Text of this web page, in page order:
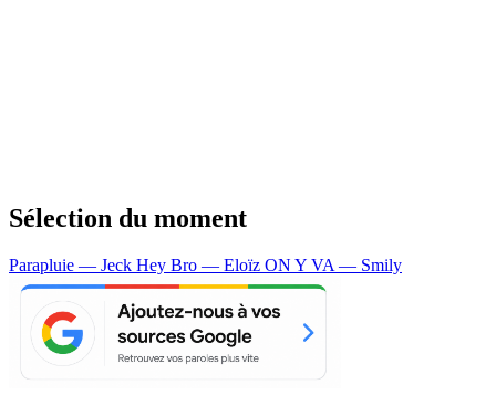
Sélection du moment
Parapluie — Jeck Hey Bro — Eloïz ON Y VA — Smily